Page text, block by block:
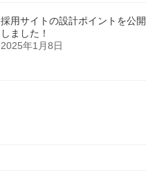
採用サイトの設計ポイントを公開
しました！
2025年1月8日